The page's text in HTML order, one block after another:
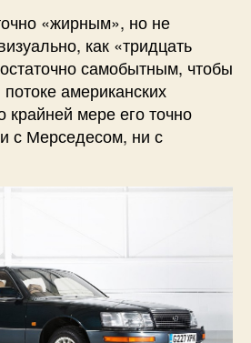
«жирным», но не
как «тридцать
самобытным, чтобы
американских
мере его точно
с Мерседесом, ни с